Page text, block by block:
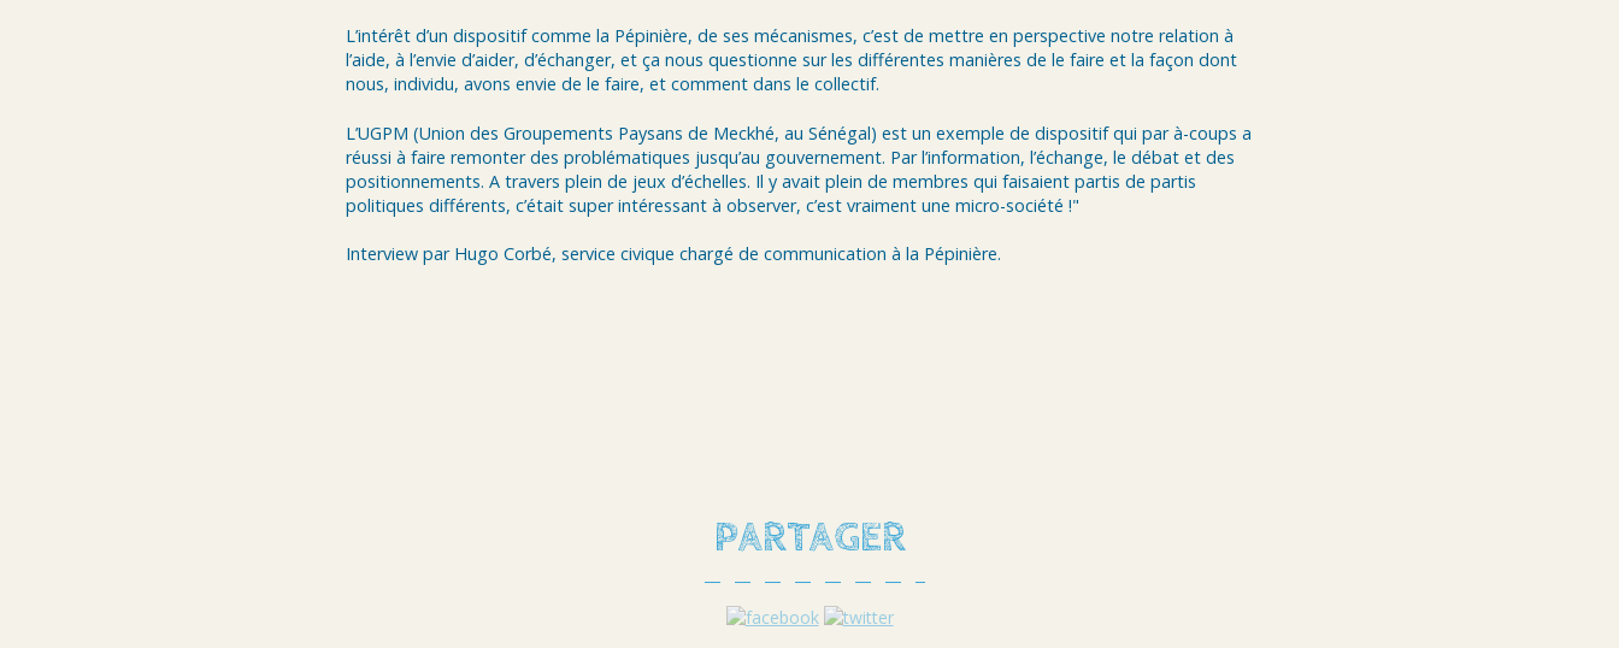
L’intérêt d’un dispositif comme la Pépinière, de ses mécanismes, c’est de mettre en perspective notre relation à
l’aide, à l’envie d’aider, d’échanger, et ça nous questionne sur les différentes manières de le faire et la façon dont
nous, individu, avons envie de le faire, et comment dans le collectif.
L’UGPM (Union des Groupements Paysans de Meckhé, au Sénégal) est un exemple de dispositif qui par à-coups a
réussi à faire remonter des problématiques jusqu’au gouvernement. Par l’information, l’échange, le débat et des
positionnements. A travers plein de jeux d’échelles. Il y avait plein de membres qui faisaient partis de partis
politiques différents, c’était super intéressant à observer, c’est vraiment une micro-société !"
Interview par Hugo Corbé, service civique chargé de communication à la Pépinière.
PARTAGER